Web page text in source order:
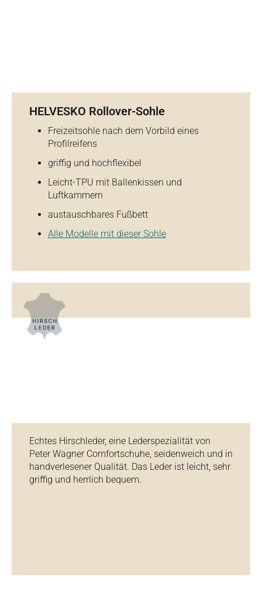
HELVESKO Rollover-Sohle
Freizeitsohle nach dem Vorbild eines
Profilreifens
griffig und hochflexibel
Leicht-TPU mit Ballenkissen und
Luftkammern
austauschbares Fußbett
Alle Modelle mit dieser Sohle
Echtes Hirschleder, eine Lederspezialität von
Peter Wagner Comfortschuhe, seidenweich und in
handverlesener Qualität. Das Leder ist leicht, sehr
griffig und herrlich bequem.